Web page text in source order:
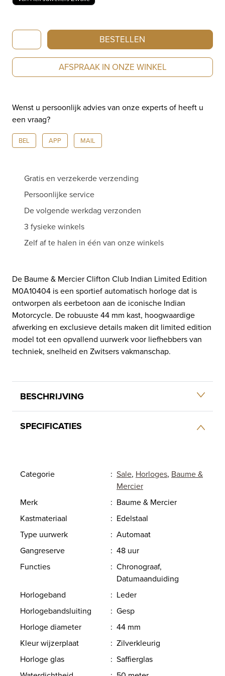
Baume
&
Mercier
Club
Indian
Limited
Edition
|
44mm
M0A10404
aantal
BESTELLEN
AFSPRAAK IN ONZE WINKEL
Wenst u persoonlijk advies van onze experts of heeft u
een vraag?
BEL APP MAIL
Gratis en verzekerde verzending
Persoonlijke service
De volgende werkdag verzonden
3 fysieke winkels
Zelf af te halen in één van onze winkels
De Baume & Mercier Clifton Club Indian Limited Edition
M0A10404 is een sportief automatisch horloge dat is
ontworpen als eerbetoon aan de iconische Indian
Motorcycle. De robuuste 44 mm kast, hoogwaardige
afwerking en exclusieve details maken dit limited edition
model tot een opvallend uurwerk voor liefhebbers van
techniek, snelheid en Zwitsers vakmanschap.
BESCHRIJVING
SPECIFICATIES
Categorie : Sale, Horloges, Baume &
Mercier
Merk
: Baume & Mercier
Kastmateriaal
: Edelstaal
Type uurwerk
: Automaat
Gangreserve
: 48 uur
Functies
: Chronograaf,
Datumaanduiding
Horlogeband
: Leder
Horlogebandsluiting
: Gesp
Horloge diameter
: 44 mm
Kleur wijzerplaat
: Zilverkleurig
Horloge glas
: Saffierglas